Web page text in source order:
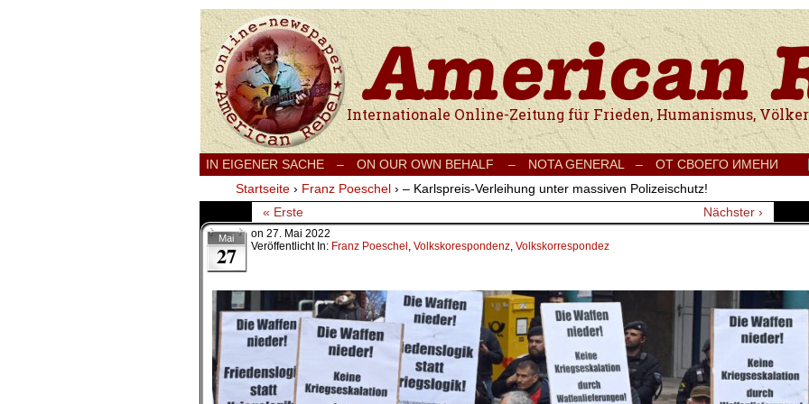
Internationale Onlinezeitung für Frieden, Humanismus, Völkerverständigung und
IN EIGENER SACHE – ON OUR OWN BEHALF – NOTA GENERAL – ОТ СВОЕГО ИМЕНИ
Startseite › Franz Poeschel › – Karlspreis-Verleihung unter massiven Polizeischutz!
« Erste
Nächster ›
Mai
27
on 27. Mai 2022
Veröffentlicht In: Franz Poeschel , Volkskorespondenz, Volkskorrespondez